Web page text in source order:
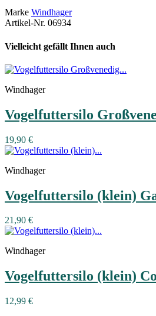
Marke Windhager
Artikel-Nr. 06934
Vielleicht gefällt Ihnen auch
Windhager
Vogelfuttersilo
19,90 €
Windhager
Vogelfuttersilo (klein)
21,90 €
Windhager
Vogelfuttersilo (klein)
12,99 €